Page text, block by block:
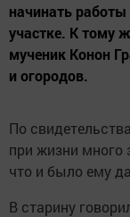
начинать
участке. К тому
мученик Конон
и огородов.
По
при жизни много
что и было ему
В старину